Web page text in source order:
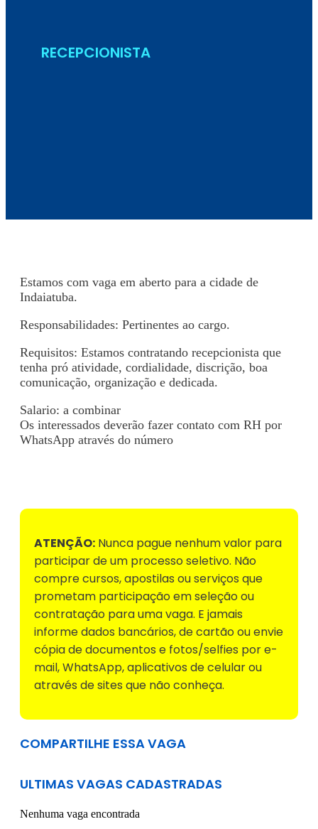
RECEPCIONISTA
Estamos com vaga em aberto para a cidade de
Indaiatuba.
Responsabilidades: Pertinentes ao cargo.
Requisitos: Estamos contratando recepcionista que
tenha pró atividade, cordialidade, discrição, boa
comunicação, organização e dedicada.
Salario: a combinar
Os interessados deverão fazer contato com RH por
WhatsApp através do número
ATENÇÃO: Nunca pague nenhum valor para
participar de um processo seletivo. Não
compre cursos, apostilas ou serviços que
prometam participação em seleção ou
contratação para uma vaga. E jamais
informe dados bancários, de cartão ou envie
cópia de documentos e fotos/selfies por e-
mail, WhatsApp, aplicativos de celular ou
através de sites que não conheça.
COMPARTILHE ESSA VAGA
ULTIMAS VAGAS CADASTRADAS
Nenhuma vaga encontrada